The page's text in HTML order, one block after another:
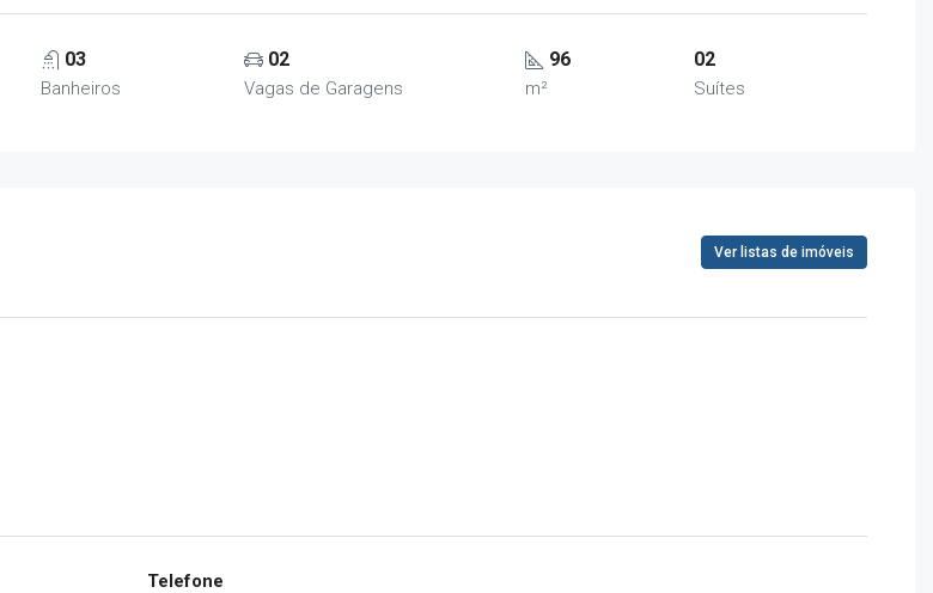
03
Banheiros
02
Vagas de Garagens
96
m²
02
Suítes
Ver listas de imóveis
Telefone